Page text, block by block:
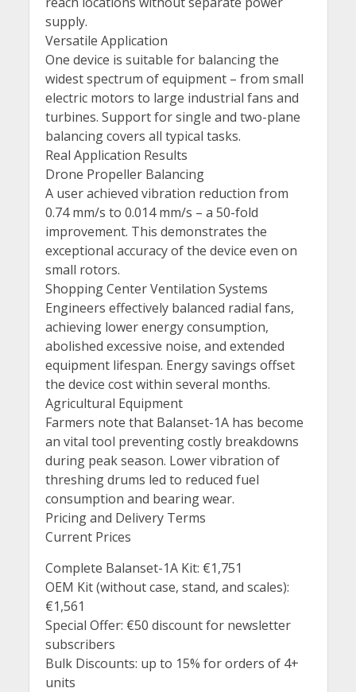
supply.
Versatile Application
One device is suitable for balancing the
widest spectrum of equipment – from small
electric motors to large industrial fans and
turbines. Support for single and two-plane
balancing covers all typical tasks.
Real Application Results
Drone Propeller Balancing
A user achieved vibration reduction from
0.74 mm/s to 0.014 mm/s – a 50-fold
improvement. This demonstrates the
exceptional accuracy of the device even on
small rotors.
Shopping Center Ventilation Systems
Engineers effectively balanced radial fans,
achieving lower energy consumption,
abolished excessive noise, and extended
equipment lifespan. Energy savings offset
the device cost within several months.
Agricultural Equipment
Farmers note that Balanset-1A has become
an vital tool preventing costly breakdowns
during peak season. Lower vibration of
threshing drums led to reduced fuel
consumption and bearing wear.
Pricing and Delivery Terms
Current Prices
Complete Balanset-1A Kit: €1,751
OEM Kit (without case, stand, and scales):
€1,561
Special Offer: €50 discount for newsletter
subscribers
Bulk Discounts: up to 15% for orders of 4+
units